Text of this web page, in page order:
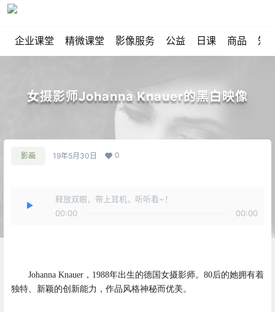
企业课堂 精微课堂 影像服务 公益 日课 商品 知
女摄影师Johanna Knauer的黑白映像
影画 19年5月30日 0
释放双眼，带上耳机，听听看~！
00:00
00:00
Johanna Knauer，1988年出生的德国女摄影师。80后的她拥有着
独特、新颖的创新能力，作品风格神秘而优美。